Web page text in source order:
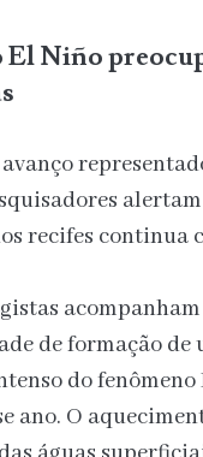
Niño
recifes continua
de formação de
do
ano. O